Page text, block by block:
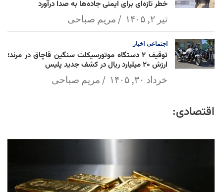
خطر تازه‌ای برای ایمنی جاده‌ها به صدا درآورد
تیر ۲, ۱۴۰۵ مریم صباحی
اجتماعی اخبار
توقیف ۲ دستگاه موتورسیکلت سنگین قاچاق در مرند؛
ارزش ۲۰ میلیارد ریال در کشف جدید پلیس
خرداد ۳۰, ۱۴۰۵ مریم صباحی
اقتصادی: